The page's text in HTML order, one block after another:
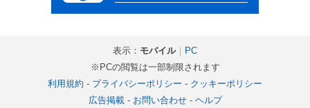
表示： モバイル｜ PC
※PCの閲覧は一部制限されます
利用規約 - プライバシーポリシー - クッキーポリシー
広告掲載- お問い合わせ- ヘルプ